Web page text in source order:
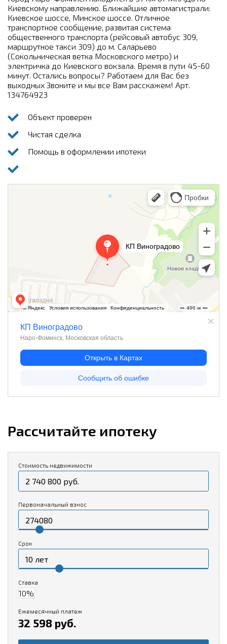
Киевскому направлению. Ближайшие автомагистрали:
Киевское шоссе, Минское шоссе. Отличное
транспортное сообщение, развитая система
общественного транспорта (рейсовый автобус 309,
маршрутное такси 309) до м. Саларьево
(Сокольническая ветка Московского метро) и
электричка до Киевского вокзала. Время в пути 45-60
минут. Остались вопросы? Работаем для Вас без
выходных Звоните и мы все Вам расскажем! Арт.
134764923
Объект проверен
Чистая сделка
Помощь в оформлении ипотеки
Рассчитайте ипотеку
Стоимость недвижимости
Первоначальный взнос
Срок
Ставка
Ежемесячный платеж
32 598 руб.